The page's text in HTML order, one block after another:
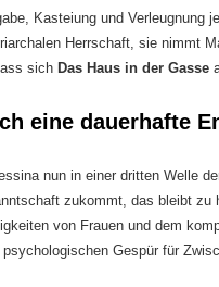
Kasteiung und Verleugnung
Herrschaft, sie nimmt
sich Das Haus in der Gasse
eine dauerhafte
nun in einer dritten Welle
zukommt, das bleibt
von Frauen und dem
Gespür für